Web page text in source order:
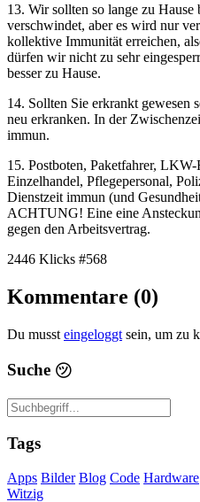
13. Wir sollten so lange zu Hause
verschwindet, aber es wird nur
kollektive Immunität erreichen,
dürfen wir nicht zu sehr
besser zu Hause.
14. Sollten Sie erkrankt gewesen
neu erkranken. In der
immun.
15. Postboten, Paketfahrer,
Einzelhandel, Pflegepersonal,
Dienstzeit immun (und
ACHTUNG! Eine eine
gegen den Arbeitsvertrag.
2446 Klicks #568
Kommentare (0)
Du musst eingeloggt sein, um zu
Suche ㋡
Tags
Apps Bilder Blog Code Hardware
Witzig